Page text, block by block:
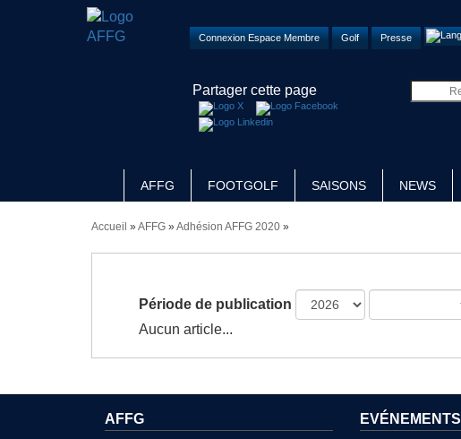
Connexion Espace Membre Golf Presse
Partager cette page
AFFG FOOTGOLF SAISONS NEWS
Accueil »AFFG »Adhésion AFFG 2020 »
Période de publication
Aucun article...
AFFG EVÉNEMENTS